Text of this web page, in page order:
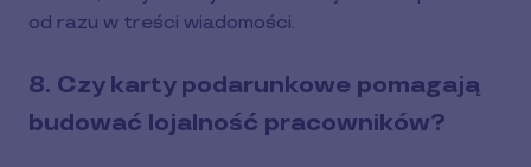
od razu w treści wiadomości.
8. Czy karty podarunkowe pomagają
budować lojalność pracowników?